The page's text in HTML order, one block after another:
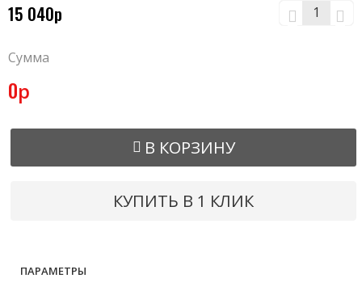
15 040р
Сумма
0р
В КОРЗИНУ
КУПИТЬ В 1 КЛИК
ПАРАМЕТРЫ